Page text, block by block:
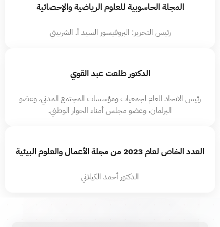
المجلة الحاسوبية للعلوم الرياضية والإحصائية
رئيس التحرير: البروفيسور السيد أ. الشربيني
الدكتور طلعت عبد القوي
رئيس الاتحاد العام لجمعيات ومؤسسات المجتمع المدني، وعضو
البرلمان، وعضو مجلس أمناء الحوار الوطني.
العدد الخاص لعام 2023 من مجلة الأعمال والعلوم البيئية
الدكتور أحمد الكيلاني